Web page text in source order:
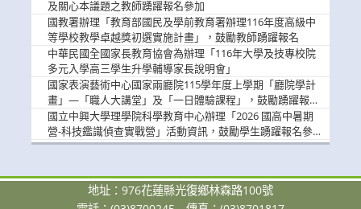
及關心本議題之教師踴躍報名參加
國教署辦理「教育部國民及學前教育署辦理116年度高級中
等學校教學卓越獎初選實施計畫」，鼓勵教師踴躍報名
中華民國全國家長教育協會為辦理「116年大學及技專校院
多元入學高三學生升學輔導家長說明會」
國家表演藝術中心國家兩廳院115學年度上學期「廳院學計
畫」—「職人大講堂」及「一日體驗課程」，鼓勵踴躍報名
參與。
國立中興大學理學院科學教育中心辦理「2026 國高中暑期
營-科技鑑識偵查實戰營」活動資訊，鼓勵學生踴躍報名參
加。
地址：976花蓮縣光復鄉林森路100號